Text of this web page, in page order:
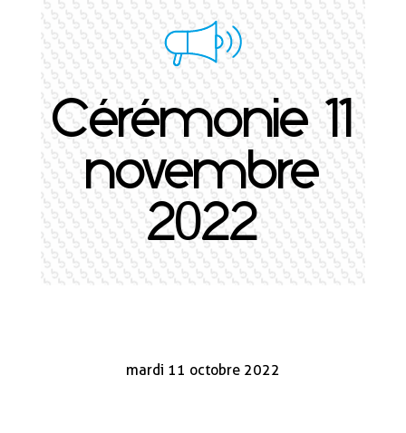
Cérémonie 11
novembre
2022
mardi 11 octobre 2022